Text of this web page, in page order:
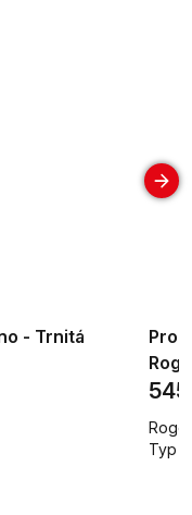
- Trnitá
545
Typ